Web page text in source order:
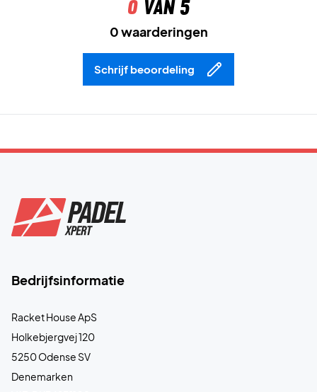
0van 5
0 waarderingen
Schrijf beoordeling
Bedrijfsinformatie
Racket House ApS
Holkebjergvej 120
5250 Odense SV
Denemarken